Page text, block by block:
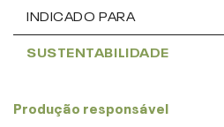
INDICADO PARA
SUSTENTABILIDADE
Produção responsável